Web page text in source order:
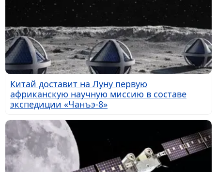
Китай доставит на Луну первую
африканскую научную миссию в составе
экспедиции «Чанъэ-8»